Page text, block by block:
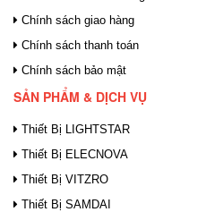
Chính sách giao hàng
Chính sách thanh toán
Chính sách bảo mật
SẢN PHẨM & DỊCH VỤ
Thiết Bị LIGHTSTAR
Thiết Bị ELECNOVA
Thiết Bị VITZRO
Thiết Bị SAMDAI